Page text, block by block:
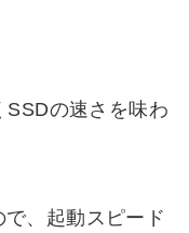
SSDの速さを味わ
、起動スピード